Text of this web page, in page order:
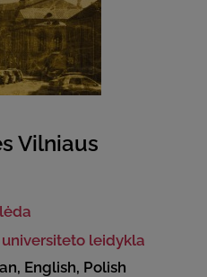
Vilniaus
leidykla
English, Polish